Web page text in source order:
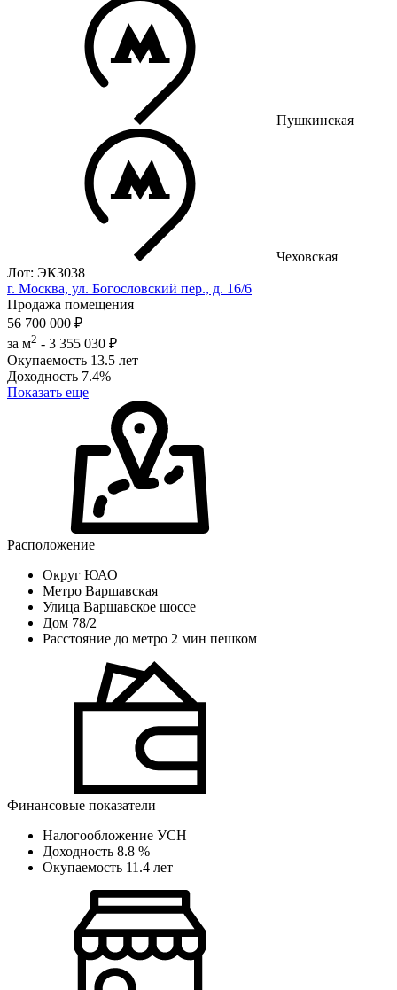
Пушкинская
Чеховская
Лот: ЭК3038
г. Москва, ул. Богословский пер., д. 16/6
Продажа помещения
56 700 000 ₽
за м2 - 3 355 030 ₽
Окупаемость 13.5 лет
Доходность 7.4%
Показать еще
Расположение
Округ ЮАО
Метро Варшавская
Улица Варшавское шоссе
Дом 78/2
Расстояние до метро 2 мин пешком
Финансовые показатели
Налогообложение УСН
Доходность 8.8 %
Окупаемость 11.4 лет